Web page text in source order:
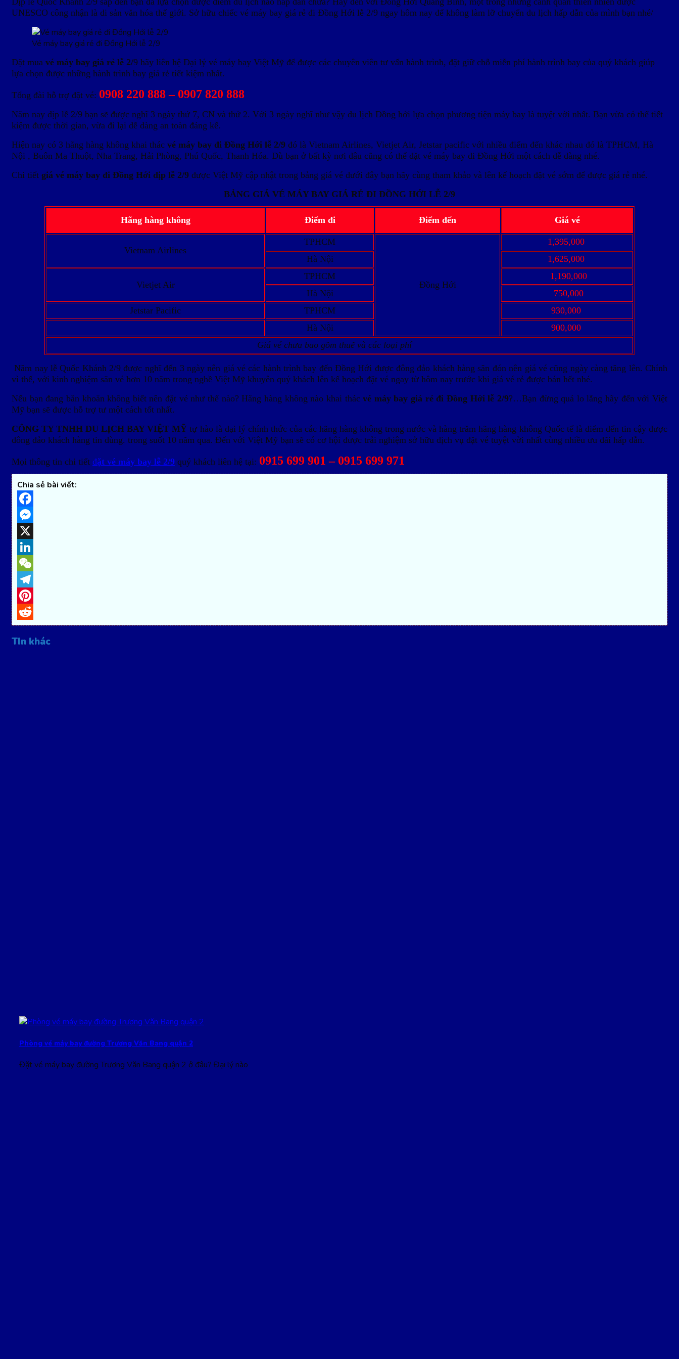
UNESCO công nhận là di sản văn hóa thế giới. Sở hữu chiếc vé máy bay giá rẻ đi Đồng Hới lễ 2/9 ngay hôm nay để không làm lỡ chuyến du lịch hấp dẫn của mình bạn nhé/
Vé máy bay giá rẻ đi Đồng Hới lễ 2/9
Đặt mua vé máy bay giá rẻ lễ 2/9 hãy liên hệ Đại lý vé máy bay Việt Mỹ để được các chuyên viên tư vấn hành trình, đặt giữ chỗ miễn phí hành trình bay của quý khách giúp
lựa chọn được những hành trình bay giá rẻ tiết kiệm nhất.
Tổng đài hỗ trợ đặt vé: 0908 220 888 – 0907 820 888
Năm nay dịp lễ 2/9 bạn sẽ được nghĩ 3 ngày thứ 7, CN và thứ 2. Với 3 ngày nghĩ như vậy du lịch Đồng hới lựa chọn phương tiện máy bay là tuyệt vời nhất. Bạn vừa có thể tiết
kiệm được thời gian, vừa đi lại dễ dàng an toàn đáng kể.
Hiện nay có 3 hãng hàng không khai thác vé máy bay đi Đồng Hới lễ 2/9 đó là Vietnam Airlines, Vietjet Air, Jetstar pacific với nhiều điểm đến khác nhau đó là TPHCM, Hà
Nội , Buôn Ma Thuột, Nha Trang, Hải Phòng, Phú Quốc, Thanh Hóa. Dù bạn ở bất kỳ nơi đâu cũng có thể đặt vé máy bay đi Đồng Hới một cách dễ dàng nhé.
Chi tiết giá vé máy bay đi Đồng Hới dịp lễ 2/9 được Việt Mỹ cập nhật trong bảng giá vé dưới đây bạn hãy cùng tham khảo và lên kế hoạch đặt vé sớm để được giá rẻ nhé.
BẢNG GIÁ VÉ MÁY BAY GIÁ RẺ ĐI ĐỒNG HỚI LỄ 2/9
Hãng hàng không Điểm đi Điểm đến Giá vé
Vietnam Airlines
TPHCM
Đồng Hới
1,395,000
Hà Nội
1,625,000
Vietjet Air
TPHCM
1,190,000
Hà Nội
750,000
Jetstar Pacific
TPHCM
930,000
Hà Nội
900,000
Giá vé chưa bao gồm thuế và các loại phí
Năm nay lễ Quốc Khánh 2/9 được nghĩ đến 3 ngày nên giá vé các hành trình bay đến Đồng Hới được đông đảo khách hàng săn đón nên giá vé cũng ngày càng tăng lên. Chính
vì thế, với kinh nghiệm săn vé hơn 10 năm trong nghề Việt Mỹ khuyên quý khách lên kế hoạch đặt vé ngay từ hôm nay trước khi giá vé rẻ được bán hết nhé.
Nếu bạn đang băn khoăn không biết nên đặt vé như thế nào? Hãng hàng không nào khai thácvé máy bay giá rẻ đi Đồng Hới lễ 2/9?…Bạn đừng quá lo lắng hãy đến với Việt
Mỹ bạn sẽ được hỗ trợ tư một cách tốt nhất.
CÔNG TY TNHH DU LỊCH BAY VIỆT MỸ tự hào là đại lý chính thức của các hãng hàng không trong nước và hàng trăm hãng hàng không Quốc tế là điểm đến tin cậy được
đông đảo khách hàng tin dùng. trong suốt 10 năm qua. Đến với Việt Mỹ bạn sẽ có cơ hội được trải nghiệm sở hữu dịch vụ đặt vé tuyệt vời nhất cùng nhiều ưu đãi hấp dẫn.
Mọi thông tin chi tiết đặt vé máy bay lễ 2/9 quý khách liên hệ tại: 0915 699 901 – 0915 699 971
Chia sẻ bài viết:
Facebook
Messenger
X
LinkedIn
WeChat
Telegram
Pinterest
Reddit
TIn khác
Phòng vé máy bay đường Trương Văn Bang quận 2
Đặt vé máy bay đường Trương Văn Bang quận 2 ở đâu? Đại lý nào